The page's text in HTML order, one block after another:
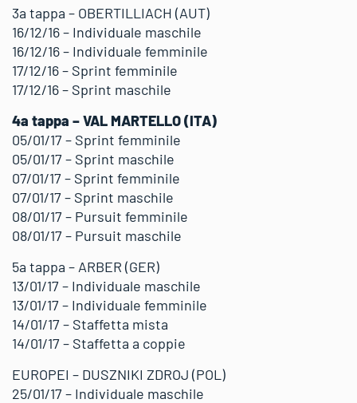
3a tappa – OBERTILLIACH (AUT)
16/12/16 – Individuale maschile
16/12/16 – Individuale femminile
17/12/16 – Sprint femminile
17/12/16 – Sprint maschile
4a tappa – VAL MARTELLO (ITA)
05/01/17 – Sprint femminile
05/01/17 – Sprint maschile
07/01/17 – Sprint femminile
07/01/17 – Sprint maschile
08/01/17 – Pursuit femminile
08/01/17 – Pursuit maschile
5a tappa – ARBER (GER)
13/01/17 – Individuale maschile
13/01/17 – Individuale femminile
14/01/17 – Staffetta mista
14/01/17 – Staffetta a coppie
EUROPEI – DUSZNIKI ZDROJ (POL)
25/01/17 – Individuale maschile